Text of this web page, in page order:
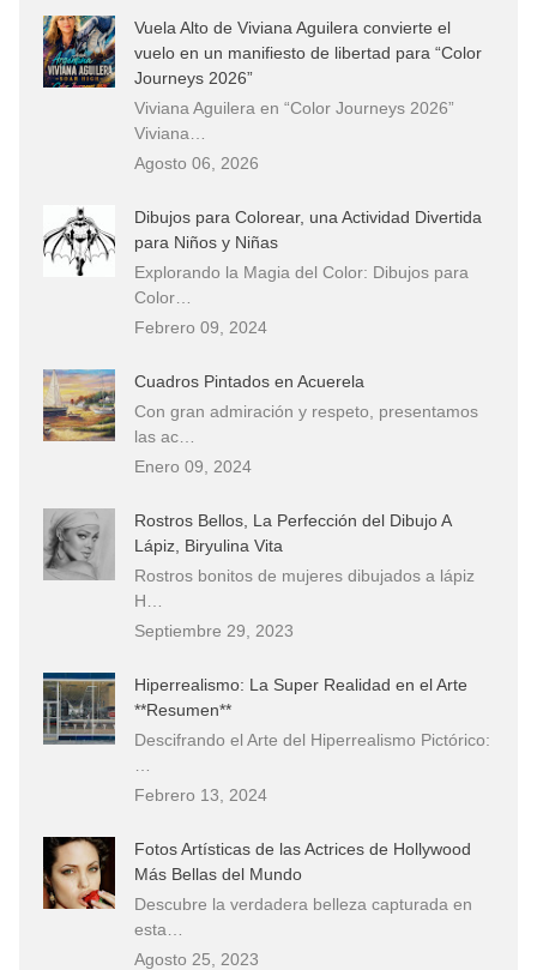
Vuela Alto de Viviana Aguilera convierte el
vuelo en un manifiesto de libertad para “Color
Journeys 2026”
Viviana Aguilera en “Color Journeys 2026”
Viviana…
Agosto 06, 2026
Dibujos para Colorear, una Actividad Divertida
para Niños y Niñas
Explorando la Magia del Color: Dibujos para
Color…
Febrero 09, 2024
Cuadros Pintados en Acuerela
Con gran admiración y respeto, presentamos
las ac…
Enero 09, 2024
Rostros Bellos, La Perfección del Dibujo A
Lápiz, Biryulina Vita
Rostros bonitos de mujeres dibujados a lápiz
H…
Septiembre 29, 2023
Hiperrealismo: La Super Realidad en el Arte
**Resumen**
Descifrando el Arte del Hiperrealismo Pictórico:
Febrero 13, 2024
Fotos Artísticas de las Actrices de Hollywood
Más Bellas del Mundo
Descubre la verdadera belleza capturada en
esta…
Agosto 25, 2023